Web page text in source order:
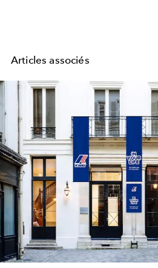
Articles associés